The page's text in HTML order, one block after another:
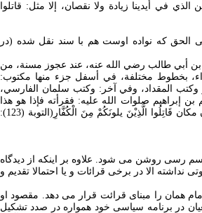
في أيدينا زيادة ولا نقصان، إلا مثل: قاتلوا
الحق که نواده اوست هم با سند نقل شده (در
أبي طالب رضي الله عنه، عند عجوز مسنة، من
بخطوط مختلفة، في أسفل جزء منها مكتوب:
المقداد، وفي آخر: وكتب سلمان الفارسي،
إبراهيم صلوات الله عليه: فقرأته فإذا هو هذا
القرآن الذي في أيدي الناس حرفاً حرفاً، لايزيد حرفاً ولا ينقص حرفاً؛ غير أن مكان قَاتِلُوا الَّذِيْنَ یلونَكُمْ مِنَ الْكُفَّارِ(التوبة (123):
رسی روشن می شود. علاوه بر اینکه از دیدگاه
الا در برخی قرائات و یا احتمالا تقدیم و
همان را مبنای قرائت قرار می دهد. مقصود او
در برنامه سیاسی خود همواره در صدد تشکیل